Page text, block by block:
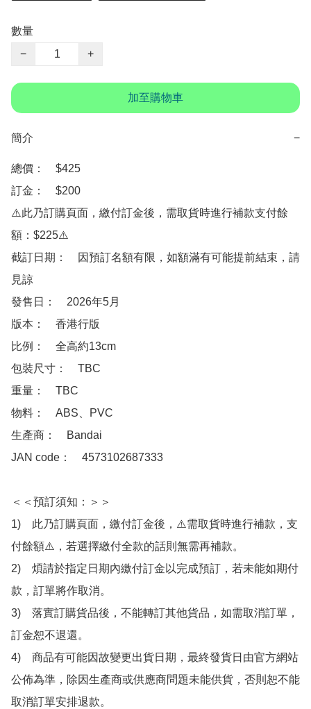
數量
−
+
加至購物車
簡介 −
總價：　$425
訂金：　$200
⚠️此乃訂購頁面，繳付訂金後，需取貨時進行補款支付餘
額：$225⚠️
截訂日期：　因預訂名額有限，如額滿有可能提前結束，請
見諒
發售日：　2026年5月
版本：　香港行版
比例：　全高約13cm
包裝尺寸：　TBC
重量：　TBC
物料：　ABS、PVC
生產商：　Bandai
JAN code：　4573102687333
＜＜預訂須知：＞＞
1)　此乃訂購頁面，繳付訂金後，⚠️需取貨時進行補款，支
付餘額⚠️，若選擇繳付全款的話則無需再補款。
2)　煩請於指定日期內繳付訂金以完成預訂，若未能如期付
款，訂單將作取消。
3)　落實訂購貨品後，不能轉訂其他貨品，如需取消訂單，
訂金恕不退還。
4)　商品有可能因故變更出貨日期，最終發貨日由官方網站
公佈為準，除因生產商或供應商問題未能供貨，否則恕不能
取消訂單安排退款。